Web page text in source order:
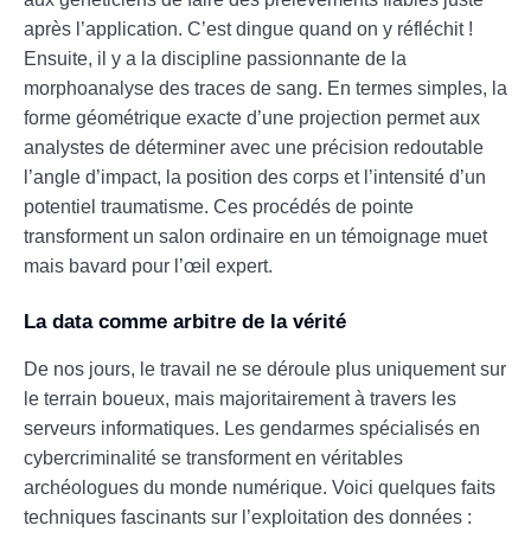
après l’application. C’est dingue quand on y réfléchit !
Ensuite, il y a la discipline passionnante de la
morphoanalyse des traces de sang. En termes simples, la
forme géométrique exacte d’une projection permet aux
analystes de déterminer avec une précision redoutable
l’angle d’impact, la position des corps et l’intensité d’un
potentiel traumatisme. Ces procédés de pointe
transforment un salon ordinaire en un témoignage muet
mais bavard pour l’œil expert.
La data comme arbitre de la vérité
De nos jours, le travail ne se déroule plus uniquement sur
le terrain boueux, mais majoritairement à travers les
serveurs informatiques. Les gendarmes spécialisés en
cybercriminalité se transforment en véritables
archéologues du monde numérique. Voici quelques faits
techniques fascinants sur l’exploitation des données :